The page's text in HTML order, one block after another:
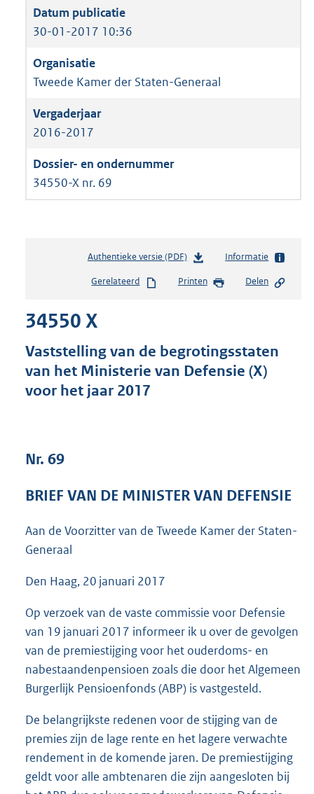
30-01-2017 10:36
Tweede Kamer der Staten-Generaal
2016-2017
34550-X nr. 69
Authentieke versie (PDF)b
s
s
g
4
b
Informatie
Gerelateerd Printen Delen
34550 X
Vaststelling van de begrotingsstaten
van het Ministerie van Defensie (X)
voor het jaar 2017
Nr. 69
BRIEF VAN DE MINISTER VAN DEFENSIE
Aan de Voorzitter van de Tweede Kamer der Staten-
Generaal
Den Haag, 20 januari 2017
Op verzoek van de vaste commissie voor Defensie
van 19 januari 2017 informeer ik u over de gevolgen
van de premiestijging voor het ouderdoms- en
nabestaandenpensioen zoals die door het Algemeen
Burgerlijk Pensioenfonds (ABP) is vastgesteld.
De belangrijkste redenen voor de stijging van de
premies zijn de lage rente en het lagere verwachte
rendement in de komende jaren. De premiestijging
geldt voor alle ambtenaren die zijn aangesloten bij